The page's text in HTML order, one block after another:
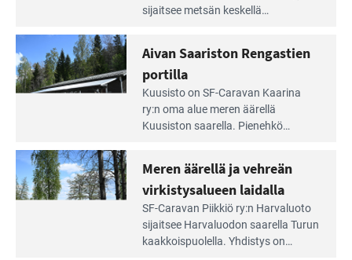
rannalla
pääsee
irti
arjesta
sijaitsee metsän kes­kellä
tarjoaa ympäris­töineen kauniit
maisemat ja loistavat virkistäytymis­
mahdollisuudet.
Lue
Saariston
Rengastien
portilla
Aivan Saariston Rengastien
portilla
Kuusisto on SF-Caravan Kaarina
ry:n oma alue meren äärellä
Kuusiston saarella. Pie­nehkö
Meren äärellä ja vehreän
virkistysalueen laidalla
SF-Caravan Piikkiö ry:n Harvaluoto
sijait­see Harvaluodon saarella Turun
kaakkois­puolella. Yhdistys on